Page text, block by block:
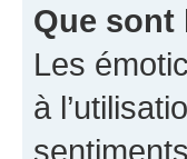
Que sont
Les
à